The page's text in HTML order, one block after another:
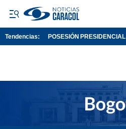
Tendencias: POSESIÓN PRESIDENCIAL